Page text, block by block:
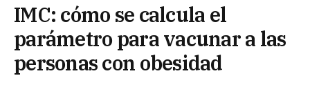
IMC: cómo se calcula el
parámetro para vacunar a las
personas con obesidad